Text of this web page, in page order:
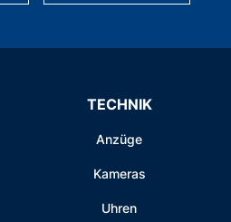
TECHNIK
Anzüge
Kameras
Uhren